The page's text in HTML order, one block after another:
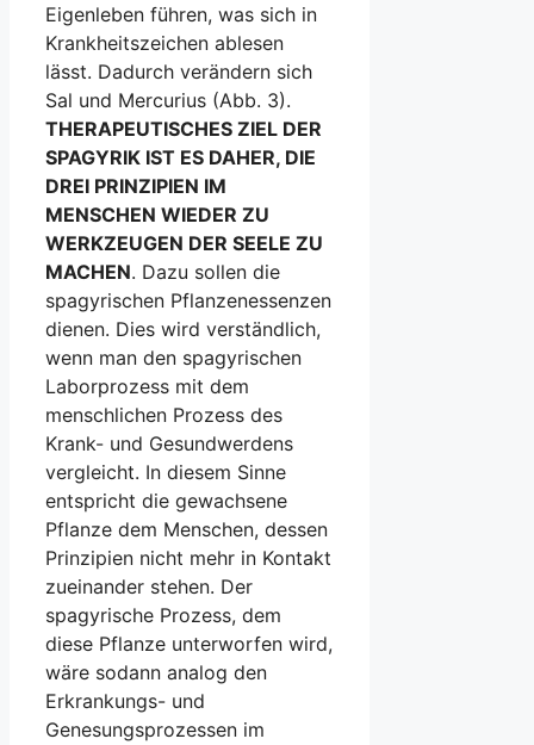
Eigenleben führen, was sich in
Krankheitszeichen ablesen
lässt. Dadurch verändern sich
Sal und Mercurius (Abb. 3).
THERAPEUTISCHES ZIEL DER
SPAGYRIK IST ES DAHER, DIE
DREI PRINZIPIEN IM
MENSCHEN WIEDER ZU
WERKZEUGEN DER SEELE ZU
MACHEN. Dazu sollen die
spagyrischen Pflanzenessenzen
dienen. Dies wird verständlich,
wenn man den spagyrischen
Laborprozess mit dem
menschlichen Prozess des
Krank- und Gesundwerdens
vergleicht. In diesem Sinne
entspricht die gewachsene
Pflanze dem Menschen, dessen
Prinzipien nicht mehr in Kontakt
zueinander stehen. Der
spagyrische Prozess, dem
diese Pflanze unterworfen wird,
wäre sodann analog den
Erkrankungs- und
Genesungsprozessen im